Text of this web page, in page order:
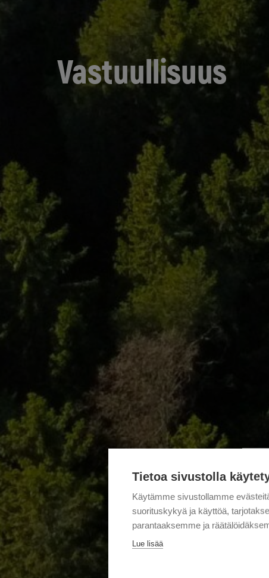
Vastuullisuus
Tietoa sivustolla
Käytämme sivustollamme
suorituskykyä ja käyttöä,
parantaaksemme ja
Lue lisää